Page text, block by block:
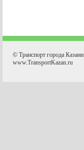
© Транспорт города Казани
www.TransportKazan.ru